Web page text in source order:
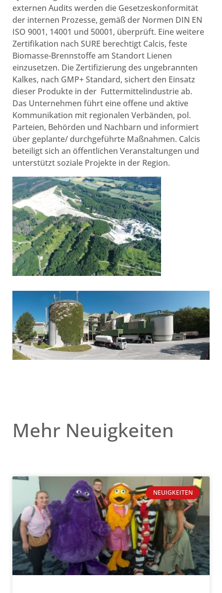
externen Audits werden die Gesetzeskonformität
der internen Prozesse, gemäß der Normen DIN EN
ISO 9001, 14001 und 50001, überprüft. Eine weitere
Zertifikation nach SURE berechtigt Calcis, feste
Biomasse-Brennstoffe am Standort Lienen
einzusetzen. Die Zertifizierung des ungebrannten
Kalkes, nach GMP+ Standard, sichert den Einsatz
dieser Produkte in der Futtermittelindustrie ab.
Das Unternehmen führt eine offene und aktive
Kommunikation mit regionalen Verbänden, pol.
Parteien, Behörden und Nachbarn und informiert
über geplante/ durchgeführte Maßnahmen. Calcis
beteiligt sich an öffentlichen Veranstaltungen und
unterstützt soziale Projekte in der Region.
Mehr Neuigkeiten
NEUIGKEITEN